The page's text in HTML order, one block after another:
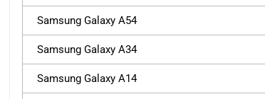
Samsung Galaxy A54
Samsung Galaxy A34
Samsung Galaxy A14